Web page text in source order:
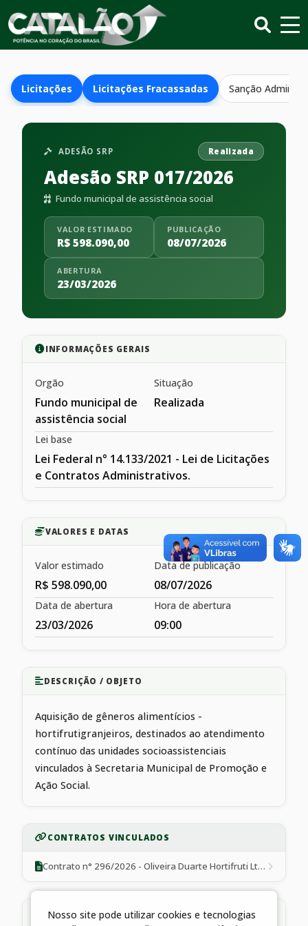
Licitações Licitações Fracassadas Sanção
ADESÃO SRP Realizada
Adesão SRP 017/2026
Fundo municipal de assistência social
VALOR ESTIMADO
R$ 598.090,00
PUBLICAÇÃO
08/07/2026
ABERTURA
23/03/2026
INFORMAÇÕES GERAIS
Orgão
Fundo municipal de
assistência social
Situação
Realizada
Lei base
Lei Federal n° 14.133/2021 - Lei de Licitações
e Contratos Administrativos.
VALORES E DATAS
Valor estimado
R$ 598.090,00
Data de publicação
08/07/2026
Data de abertura
23/03/2026
Hora de abertura
09:00
DESCRIÇÃO / OBJETO
Aquisição de gêneros alimentícios -
hortifrutigranjeiros, destinados ao atendimento
contínuo das unidades socioassistenciais
vinculados à Secretaria Municipal de Promoção e
Ação Social.
CONTRATOS VINCULADOS
Contrato n° 296/2026 - Oliveira Duarte Hortifruti Ltda.
ARQUIVOS ANEXOS
Nosso site pode utilizar cookies e tecnologias